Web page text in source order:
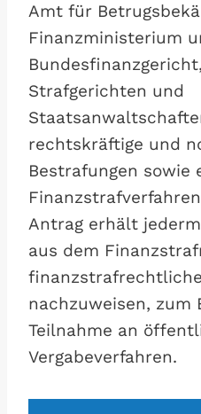
Amt für
Finanzministerium
Strafgerichten und
rechtskräftige und
Bestrafungen sowie
Antrag erhält
aus dem
nachzuweisen, zum
Teilnahme an
Vergabeverfahren.